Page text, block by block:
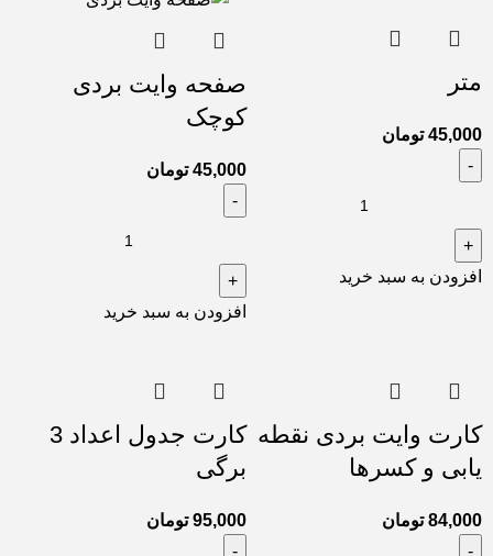
متر
45,000 تومان
افزودن به سبد خرید
صفحه وایت بردی
کوچک
45,000 تومان
افزودن به سبد خرید
کارت وایت بردی نقطه
یابی و کسرها
84,000 تومان
کارت جدول اعداد 3
برگی
95,000 تومان